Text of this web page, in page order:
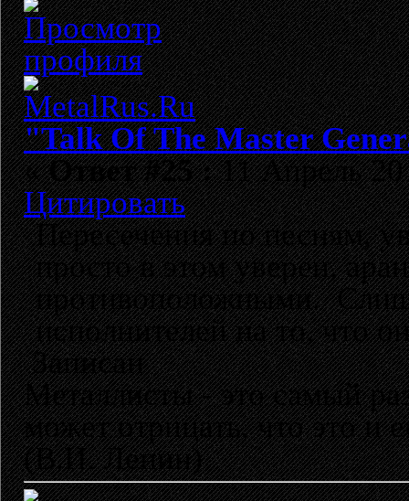
"Talk Of The Master
«Ответ #25 :11 Апрель
Цитировать
Пересечения по песням,
просто в этом уверен,
противоположными.
исполнителей на то, что
Записан
Металлисты - это самый
может отрицать, что это и
(В.И. Ленин)